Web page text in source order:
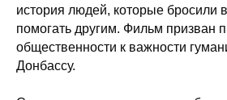
история людей, которые бросили
помогать другим. Фильм призван
общественности к важности
Донбассу.